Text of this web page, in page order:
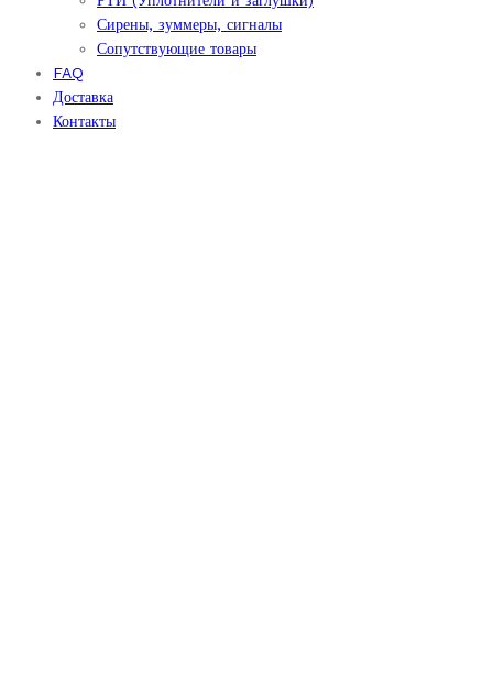
Сирены, зуммеры, сигналы
Сопутствующие товары
FAQ
Доставка
Контакты